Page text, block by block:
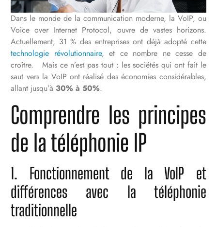
Dans le monde de la communication moderne, la VoIP, ou
Voice over Internet Protocol, ouvre de vastes horizons.
Actuellement, 31 % des entreprises ont déjà adopté cette
technologie révolutionnaire, et ce nombre ne cesse de
croître. Mais ce n’est pas tout : les sociétés qui ont fait le
saut vers la VoIP ont réalisé des économies considérables,
allant jusqu’à 30% à 50%.
Comprendre les principes
de la téléphonie IP
1. Fonctionnement de la VoIP et
différences avec la téléphonie
traditionnelle